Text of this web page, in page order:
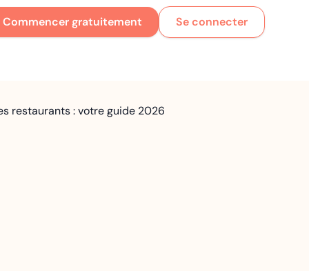
Commencer gratuitement Se connecter